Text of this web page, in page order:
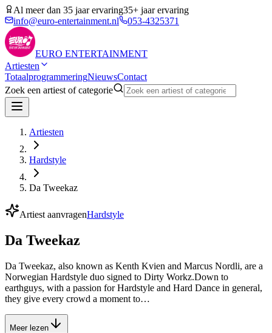
Al meer dan 35 jaar ervaring35+ jaar ervaring
info@euro-entertainment.nl
053-4325371
EURO ENTERTAINMENT
Artiesten
TotaalprogrammeringNieuwsContact
Zoek een artiest of categorie
Artiesten
Hardstyle
Da Tweekaz
Artiest aanvragenHardstyle
Da Tweekaz
Da Tweekaz, also known as Kenth Kvien and Marcus Nordli, are a
Norwegian Hardstyle duo signed to Dirty Workz.Down to
earthguys, with a passion for Hardstyle and Hard Dance in general,
they give every crowd a moment to…
Meer lezen